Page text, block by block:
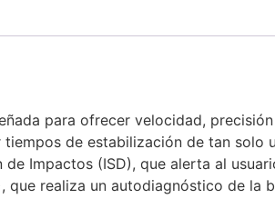
para ofrecer velocidad,
de estabilización de tan
Impactos (ISD), que alerta al
que realiza un autodiagnóstico de